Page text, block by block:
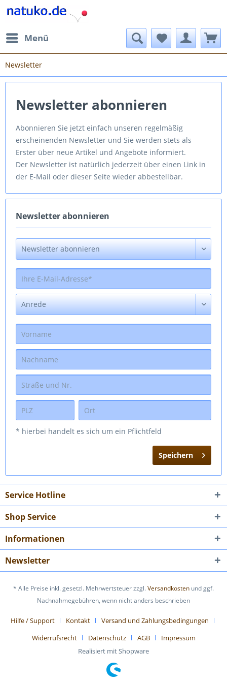
Menü
Newsletter
Newsletter abonnieren
Abonnieren Sie jetzt einfach unseren regelmäßig
erscheinenden Newsletter und Sie werden stets als
Erster über neue Artikel und Angebote informiert.
Der Newsletter ist natürlich jederzeit über einen Link in
der E-Mail oder dieser Seite wieder abbestellbar.
Newsletter abonnieren
* hierbei handelt es sich um ein Pflichtfeld
Speichern
Service Hotline
Shop Service
Informationen
Newsletter
* Alle Preise inkl. gesetzl. Mehrwertsteuer zzgl.Versandkosten und ggf.
Nachnahmegebühren, wenn nicht anders beschrieben
Hilfe / Support Kontakt
Versand und Zahlungsbedingungen
Widerrufsrecht
Datenschutz AGB
Impressum
Realisiert mit Shopware